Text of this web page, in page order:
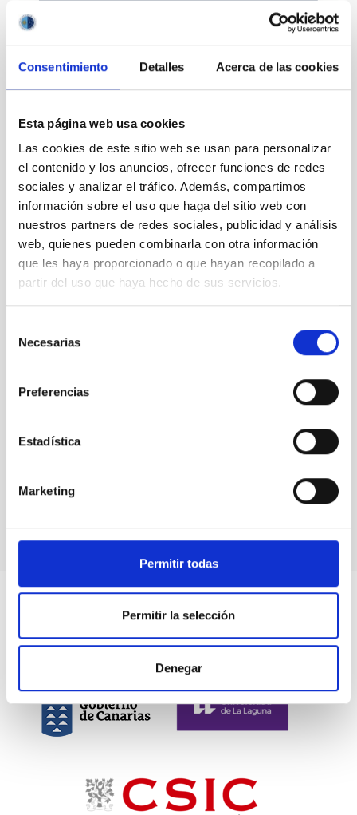
Consentimiento Detalles Acerca de las cookies
Esta página web usa cookies
Las cookies de este sitio web se usan para personalizar
el contenido y los anuncios, ofrecer funciones de redes
sociales y analizar el tráfico. Además, compartimos
información sobre el uso que haga del sitio web con
nuestros partners de redes sociales, publicidad y análisis
web, quienes pueden combinarla con otra información
que les haya proporcionado o que hayan recopilado a
partir del uso que haya hecho de sus servicios.
Necesarias
Preferencias
Estadística
Marketing
Permitir todas
Permitir la selección
Denegar
Divulgación
Movilidad